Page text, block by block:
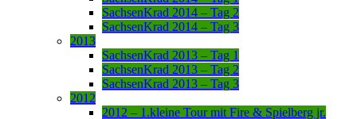
SachsenKrad 2014 – Tag 2
SachsenKrad 2014 – Tag 3
2013
SachsenKrad 2013 – Tag 1
SachsenKrad 2013 – Tag 2
SachsenKrad 2013 – Tag 3
2012
2012 – 1.kleine Tour mit Fire & Spielberg jr.